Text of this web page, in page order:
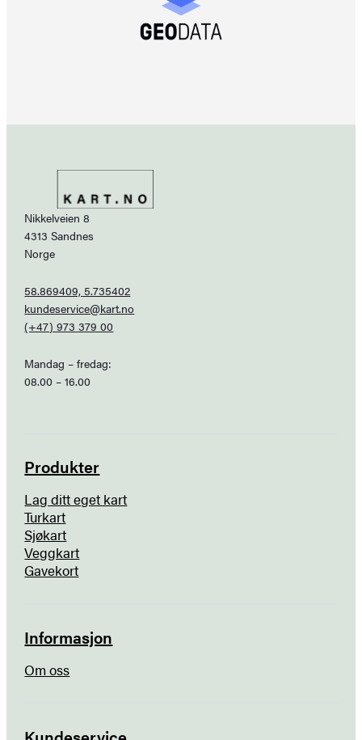
Nikkelveien 8
4313 Sandnes
Norge
58.869409, 5.735402
kundeservice@kart.no
(+47) 973 379 00
Mandag – fredag:
08.00 – 16.00
Produkter
Lag ditt eget kart
Turkart
Sjøkart
Veggkart
Gavekort
Informasjon
Om oss